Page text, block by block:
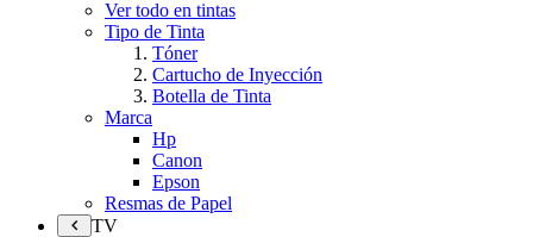
Ver todo en tintas
Tipo de Tinta
Tóner
Cartucho de Inyección
Botella de Tinta
Marca
Hp
Canon
Epson
Resmas de Papel
TV